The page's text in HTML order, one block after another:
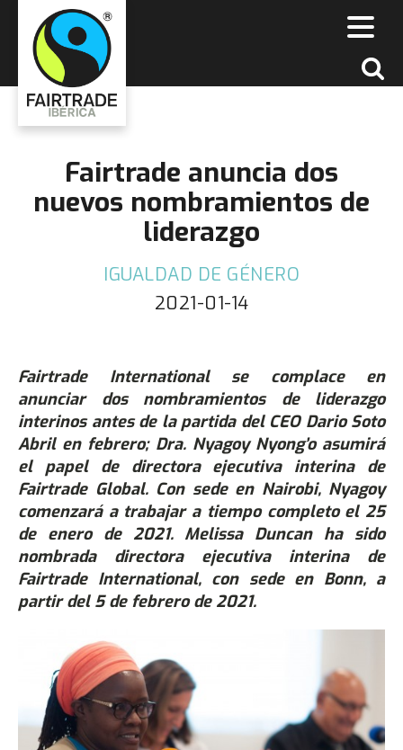
Fairtrade anuncia dos
nuevos nombramientos de
liderazgo
IGUALDAD DE GÉNERO
2021-01-14
Fairtrade International se complace en
anunciar dos nombramientos de liderazgo
interinos antes de la partida del CEO Dario Soto
Abril en febrero; Dra. Nyagoy Nyong’o asumirá
el papel de directora ejecutiva interina de
Fairtrade Global. Con sede en Nairobi, Nyagoy
comenzará a trabajar a tiempo completo el 25
de enero de 2021. Melissa Duncan ha sido
nombrada directora ejecutiva interina de
Fairtrade International, con sede en Bonn, a
partir del 5 de febrero de 2021.